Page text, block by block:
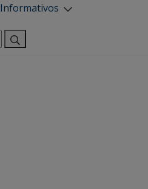
Informativos